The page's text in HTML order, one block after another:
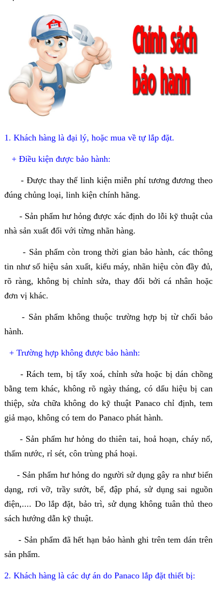
1. Khách hàng là đại lý, hoặc mua về tự lắp đặt.
+ Điều kiện được bảo hành:
- Được thay thế linh kiện miễn phí tương đương theo
đúng chủng loại, linh kiện chính hãng.
- Sản phẩm hư hỏng được xác định do lỗi kỹ thuật của
nhà sản xuất đối với từng nhãn hàng.
- Sản phẩm còn trong thời gian bảo hành, các thông
tin như số hiệu sản xuất, kiểu máy, nhãn hiệu còn đầy đủ,
rõ ràng, không bị chỉnh sửa, thay đổi bởi cá nhân hoặc
đơn vị khác.
- Sản phẩm không thuộc trường hợp bị từ chối bảo
hành.
+ Trường hợp không được bảo hành:
- Rách tem, bị tẩy xoá, chỉnh sửa hoặc bị dán chồng
bằng tem khác, không rõ ngày tháng, có dấu hiệu bị can
thiệp, sửa chữa không do kỹ thuật Panaco chỉ định, tem
giả mạo, không có tem do Panaco phát hành.
- Sản phẩm hư hỏng do thiên tai, hoả hoạn, cháy nổ,
thấm nước, rỉ sét, côn trùng phá hoại.
- Sản phẩm hư hỏng do người sử dụng gây ra như biến
dạng, rơi vỡ, trầy sướt, bể, đập phá, sử dụng sai nguồn
điện,.... Do lắp đặt, bảo trì, sử dụng không tuân thủ theo
sách hướng dẫn kỹ thuật.
- Sản phẩm đã hết hạn bảo hành ghi trên tem dán trên
sản phẩm.
2. Khách hàng là các dự án do Panaco lắp đặt thiết bị: